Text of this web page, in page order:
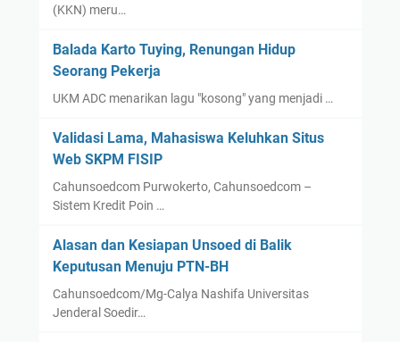
(KKN) meru…
Balada Karto Tuying, Renungan Hidup
Seorang Pekerja
UKM ADC menarikan lagu "kosong" yang menjadi …
Validasi Lama, Mahasiswa Keluhkan Situs
Web SKPM FISIP
Cahunsoedcom Purwokerto, Cahunsoedcom –
Sistem Kredit Poin …
Alasan dan Kesiapan Unsoed di Balik
Keputusan Menuju PTN-BH
Cahunsoedcom/Mg-Calya Nashifa Universitas
Jenderal Soedir…